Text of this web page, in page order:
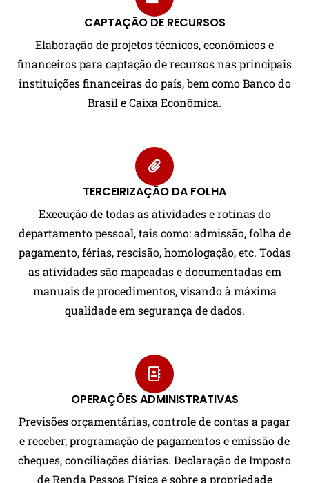
CAPTAÇÃO DE RECURSOS
Elaboração de projetos técnicos, econômicos e
financeiros para captação de recursos nas principais
instituições financeiras do país, bem como Banco do
Brasil e Caixa Econômica.
TERCEIRIZAÇÃO DA FOLHA
Execução de todas as atividades e rotinas do
departamento pessoal, tais como: admissão, folha de
pagamento, férias, rescisão, homologação, etc. Todas
as atividades são mapeadas e documentadas em
manuais de procedimentos, visando à máxima
qualidade em segurança de dados.
OPERAÇÕES ADMINISTRATIVAS
Previsões orçamentárias, controle de contas a pagar
e receber, programação de pagamentos e emissão de
cheques, conciliações diárias. Declaração de Imposto
de Renda Pessoa Física e sobre a propriedade